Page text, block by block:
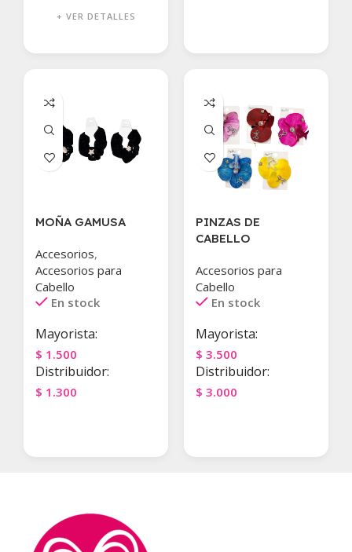
+ VER DETALLES
MOÑA GAMUSA
Accesorios,
Accesorios para
Cabello
En stock
Mayorista:
$ 1.500
Distribuidor:
$ 1.300
PINZAS DE
CABELLO
Accesorios para
Cabello
En stock
Mayorista:
$ 3.500
Distribuidor:
$ 3.000